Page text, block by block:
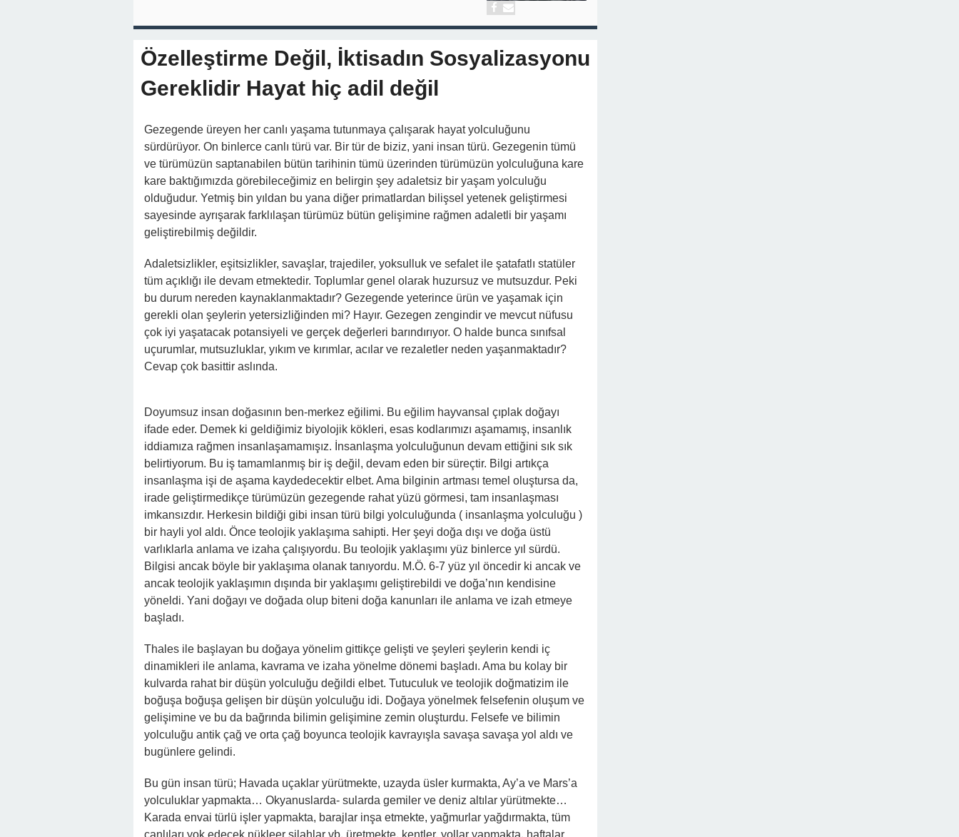
Özelleştirme Değil, İktisadın Sosyalizasyonu
Gereklidir Hayat hiç adil değil
Gezegende üreyen her canlı yaşama tutunmaya çalışarak hayat yolculuğunu
sürdürüyor. On binlerce canlı türü var. Bir tür de biziz, yani insan türü. Gezegenin tümü
ve türümüzün saptanabilen bütün tarihinin tümü üzerinden türümüzün yolculuğuna kare
kare baktığımızda görebileceğimiz en belirgin şey adaletsiz bir yaşam yolculuğu
olduğudur. Yetmiş bin yıldan bu yana diğer primatlardan bilişsel yetenek geliştirmesi
sayesinde ayrışarak farklılaşan türümüz bütün gelişimine rağmen adaletli bir yaşamı
geliştirebilmiş değildir.
Adaletsizlikler, eşitsizlikler, savaşlar, trajediler, yoksulluk ve sefalet ile şatafatlı statüler
tüm açıklığı ile devam etmektedir. Toplumlar genel olarak huzursuz ve mutsuzdur. Peki
bu durum nereden kaynaklanmaktadır? Gezegende yeterince ürün ve yaşamak için
gerekli olan şeylerin yetersizliğinden mi? Hayır. Gezegen zengindir ve mevcut nüfusu
çok iyi yaşatacak potansiyeli ve gerçek değerleri barındırıyor. O halde bunca sınıfsal
uçurumlar, mutsuzluklar, yıkım ve kırımlar, acılar ve rezaletler neden yaşanmaktadır?
Cevap çok basittir aslında.
Doyumsuz insan doğasının ben-merkez eğilimi. Bu eğilim hayvansal çıplak doğayı
ifade eder. Demek ki geldiğimiz biyolojik kökleri, esas kodlarımızı aşamamış, insanlık
iddiamıza rağmen insanlaşamamışız. İnsanlaşma yolculuğunun devam ettiğini sık sık
belirtiyorum. Bu iş tamamlanmış bir iş değil, devam eden bir süreçtir. Bilgi artıkça
insanlaşma işi de aşama kaydedecektir elbet. Ama bilginin artması temel oluştursa da,
irade geliştirmedikçe türümüzün gezegende rahat yüzü görmesi, tam insanlaşması
imkansızdır. Herkesin bildiği gibi insan türü bilgi yolculuğunda ( insanlaşma yolculuğu )
bir hayli yol aldı. Önce teolojik yaklaşıma sahipti. Her şeyi doğa dışı ve doğa üstü
varlıklarla anlama ve izaha çalışıyordu. Bu teolojik yaklaşımı yüz binlerce yıl sürdü.
Bilgisi ancak böyle bir yaklaşıma olanak tanıyordu. M.Ö. 6-7 yüz yıl öncedir ki ancak ve
ancak teolojik yaklaşımın dışında bir yaklaşımı geliştirebildi ve doğa’nın kendisine
yöneldi. Yani doğayı ve doğada olup biteni doğa kanunları ile anlama ve izah etmeye
başladı.
Thales ile başlayan bu doğaya yönelim gittikçe gelişti ve şeyleri şeylerin kendi iç
dinamikleri ile anlama, kavrama ve izaha yönelme dönemi başladı. Ama bu kolay bir
kulvarda rahat bir düşün yolculuğu değildi elbet. Tutuculuk ve teolojik doğmatizim ile
boğuşa boğuşa gelişen bir düşün yolculuğu idi. Doğaya yönelmek felsefenin oluşum ve
gelişimine ve bu da bağrında bilimin gelişimine zemin oluşturdu. Felsefe ve bilimin
yolculuğu antik çağ ve orta çağ boyunca teolojik kavrayışla savaşa savaşa yol aldı ve
bugünlere gelindi.
Bu gün insan türü; Havada uçaklar yürütmekte, uzayda üsler kurmakta, Ay’a ve Mars’a
yolculuklar yapmakta… Okyanuslarda- sularda gemiler ve deniz altılar yürütmekte…
Karada envai türlü işler yapmakta, barajlar inşa etmekte, yağmurlar yağdırmakta, tüm
canlıları yok edecek nükleer silahlar vb. üretmekte, kentler, yollar yapmakta, haftalar